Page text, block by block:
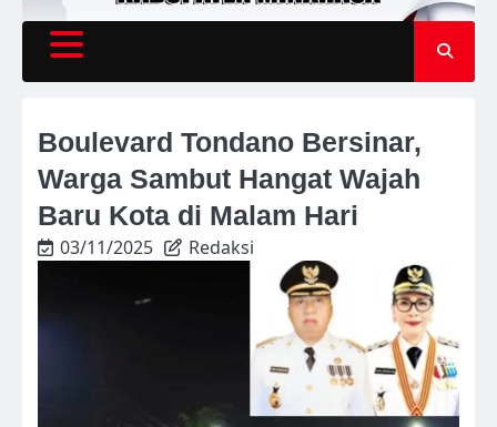
Boulevard Tondano Bersinar,
Warga Sambut Hangat Wajah
Baru Kota di Malam Hari
03/11/2025 Redaksi